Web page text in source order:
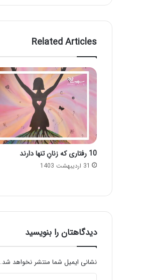
Related Articles
10 رفتاری که زنانِ تنها دارند
31 اردیبهشت 1403
دیدگاهتان را بنویسید
نشانی ایمیل شما منتشر نخواهد شد.